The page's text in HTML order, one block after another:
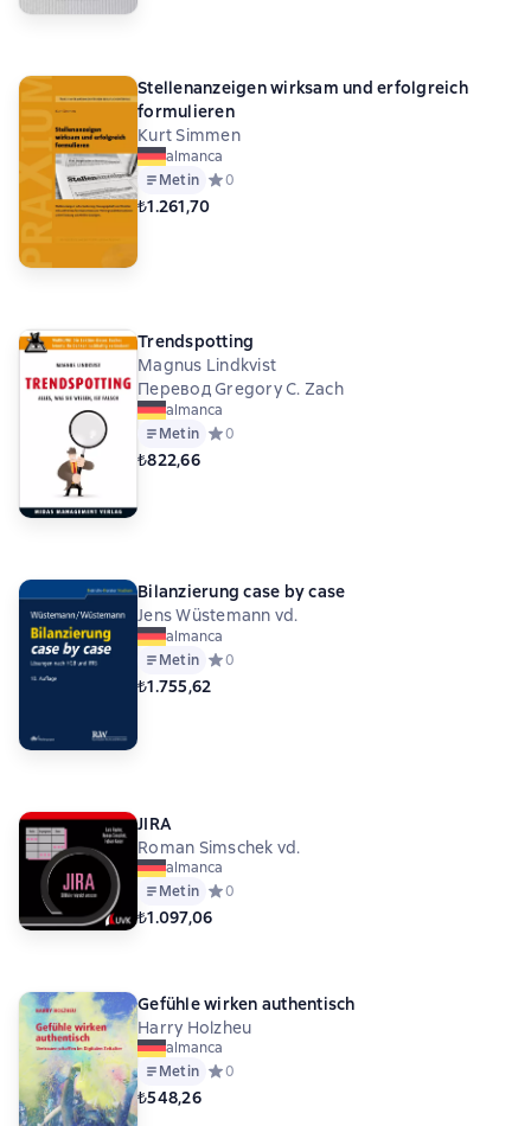
Stellenanzeigen wirksam und erfolgreich
formulieren
Kurt Simmen
almanca
Metin Средний рейтинг 0 на основе 0 оценок
0
₺1.261,70
Trendspotting
Magnus Lindkvist
Перевод Gregory C. Zach
almanca
Metin Средний рейтинг 0 на основе 0 оценок
0
₺822,66
Bilanzierung case by case
Jens Wüstemann vd.
almanca
Metin Средний рейтинг 0 на основе 0 оценок
0
₺1.755,62
JIRA
Roman Simschek vd.
almanca
Metin Средний рейтинг 0 на основе 0 оценок
0
₺1.097,06
Gefühle wirken authentisch
Harry Holzheu
almanca
Metin Средний рейтинг 0 на основе 0 оценок
0
₺548,26